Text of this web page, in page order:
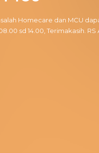
Homecare dan MCU
sd 14.00, Terimakasih.